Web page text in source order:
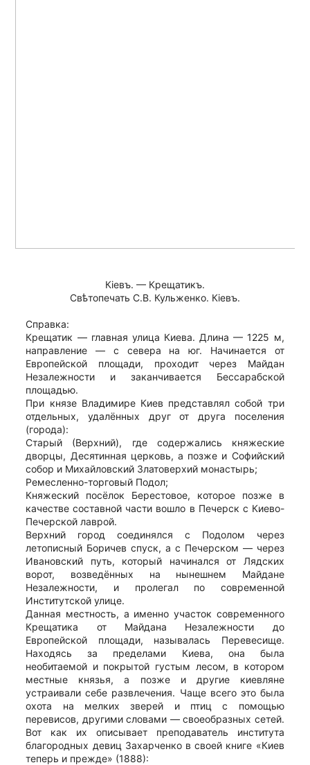
Кiевъ. — Крещатикъ.
Свѣтопечать С.В. Кульженко. Кiевъ.
Справка:
Крещатик — главная улица Киева. Длина — 1225 м,
направление — с севера на юг. Начинается от
Европейской площади, проходит через Майдан
Незалежности и заканчивается Бессарабской
площадью.
При князе Владимире Киев представлял собой три
отдельных, удалённых друг от друга поселения
(города):
Старый (Верхний), где содержались княжеские
дворцы, Десятинная церковь, а позже и Софийский
собор и Михайловский Златоверхий монастырь;
Ремесленно-торговый Подол;
Княжеский посёлок Берестовое, которое позже в
качестве составной части вошло в Печерск с Киево-
Печерской лаврой.
Верхний город соединялся с Подолом через
летописный Боричев спуск, а с Печерском — через
Ивановский путь, который начинался от Лядских
ворот, возведённых на нынешнем Майдане
Незалежности, и пролегал по современной
Институтской улице.
Данная местность, а именно участок современного
Крещатика от Майдана Незалежности до
Европейской площади, называлась Перевесище.
Находясь за пределами Киева, она была
необитаемой и покрытой густым лесом, в котором
местные князья, а позже и другие киевляне
устраивали себе развлечения. Чаще всего это была
охота на мелких зверей и птиц с помощью
перевисов, другими словами — своеобразных сетей.
Вот как их описывает преподаватель института
благородных девиц Захарченко в своей книге «Киев
теперь и прежде» (1888):